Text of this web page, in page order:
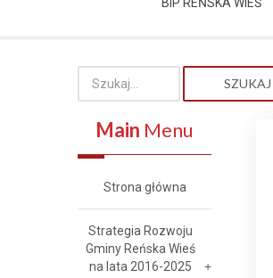
SZUKAJ
Main Menu
Strona główna
Strategia Rozwoju
Gminy Reńska Wieś
na lata 2016-2025